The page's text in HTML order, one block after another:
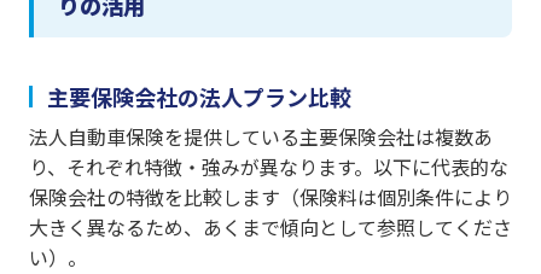
主要保険会社の法人プラン比較
法人自動車保険を提供している主要保険会社は複数あ
り、それぞれ特徴・強みが異なります。以下に代表的な
保険会社の特徴を比較します（保険料は個別条件により
大きく異なるため、あくまで傾向として参照してくださ
い）。